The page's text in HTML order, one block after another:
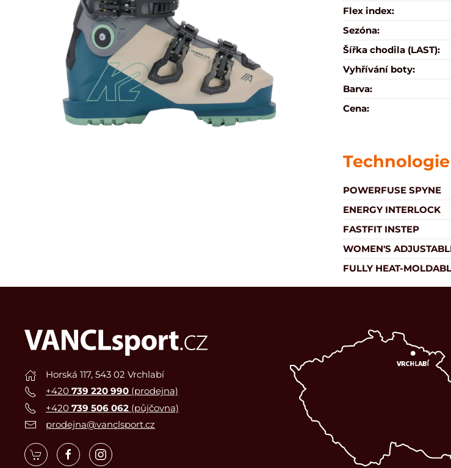
Flex index:
Sezóna:
Šířka chodila (LAST):
Vyhřívání boty:
Barva:
Cena:
Technologie
POWERFUSE SPYNE
ENERGY INTERLOCK
FASTFIT INSTEP
WOMEN'S
FULLY HEAT-
Horská 117, 543 02 Vrchlabí
+420 739 220 990 (prodejna)
+420 739 506 062 (půjčovna)
prodejna@vanclsport.cz